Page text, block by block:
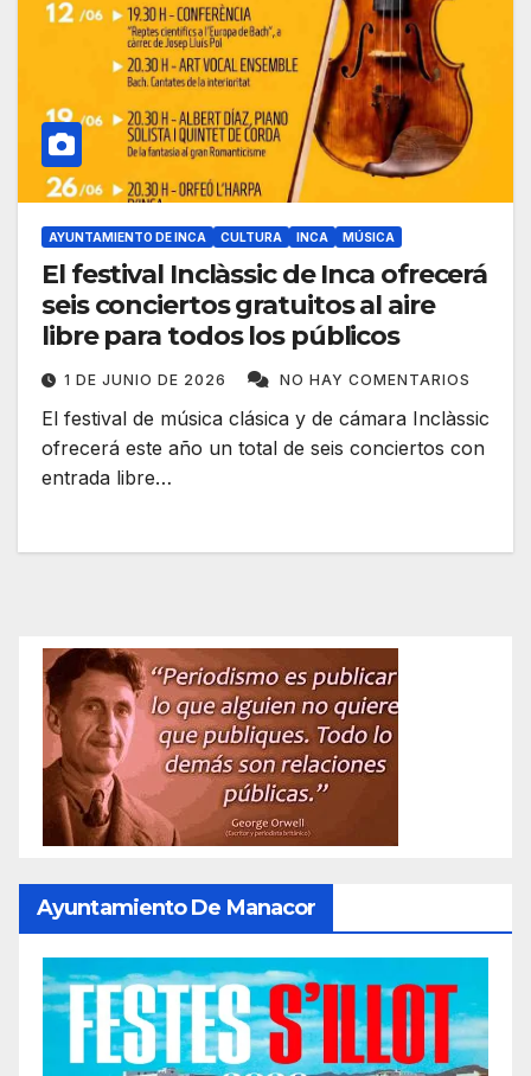
AYUNTAMIENTO DE INCA CULTURA INCA MÚSICA
El festival Inclàssic de Inca ofrecerá
seis conciertos gratuitos al aire
libre para todos los públicos
1 DE JUNIO DE 2026 NO HAY COMENTARIOS
El festival de música clásica y de cámara Inclàssic
ofrecerá este año un total de seis conciertos con
entrada libre…
Ayuntamiento De Manacor